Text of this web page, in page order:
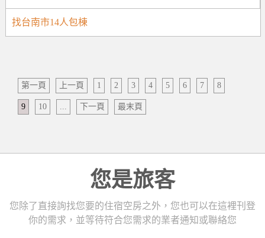
找台南市14人包棟
第一頁 上一頁 1 2 3 4 5 6 7 8
9 10 ... 下一頁 最末頁
您是旅客
您除了直接詢找您要的住宿空房之外，您也可以在這裡刊登
你的需求，並等待符合您需求的業者通知或聯絡您